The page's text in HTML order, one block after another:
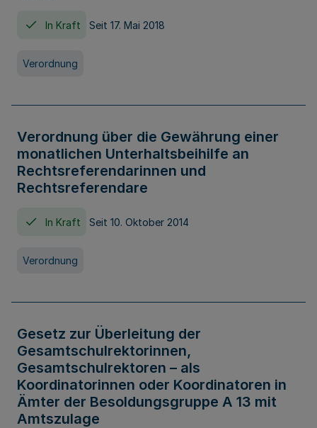
In Kraft Seit 17. Mai 2018
Verordnung
Verordnung über die Gewährung einer
monatlichen Unterhaltsbeihilfe an
Rechtsreferendarinnen und
Rechtsreferendare
In Kraft Seit 10. Oktober 2014
Verordnung
Gesetz zur Überleitung der
Gesamtschulrektorinnen,
Gesamtschulrektoren – als
Koordinatorinnen oder Koordinatoren in
Ämter der Besoldungsgruppe A 13 mit
Amtszulage